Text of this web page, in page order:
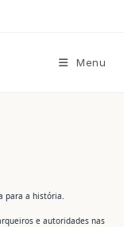
Menu
para a história.
e autoridades nas